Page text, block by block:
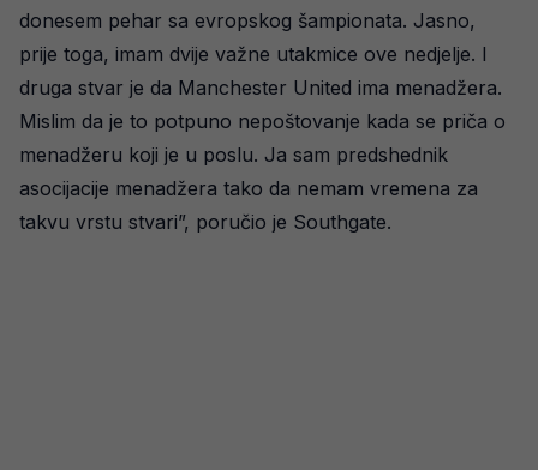
donesem pehar sa evropskog šampionata. Jasno,
prije toga, imam dvije važne utakmice ove nedjelje. I
druga stvar je da Manchester United ima menadžera.
Mislim da je to potpuno nepoštovanje kada se priča o
menadžeru koji je u poslu. Ja sam predshednik
asocijacije menadžera tako da nemam vremena za
takvu vrstu stvari”, poručio je Southgate.